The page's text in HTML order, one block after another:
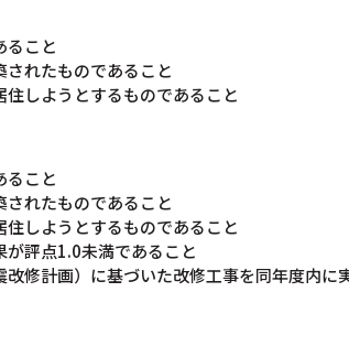
ること
れたものであること
しようとするものであること
ること
れたものであること
しようとするものであること
評点1.0未満であること
修計画）に基づいた改修工事を同年度内に